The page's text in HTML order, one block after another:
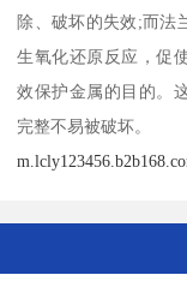
除、破坏的失效;而法
生氧化还原反应，促
效保护金属的目的。
完整不易被破坏。